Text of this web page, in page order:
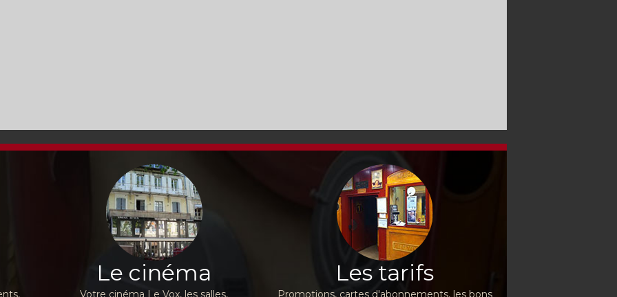
Le cinéma
Votre cinéma Le Vox, les salles,
Les tarifs
Promotions, cartes d'abonnements, les bons